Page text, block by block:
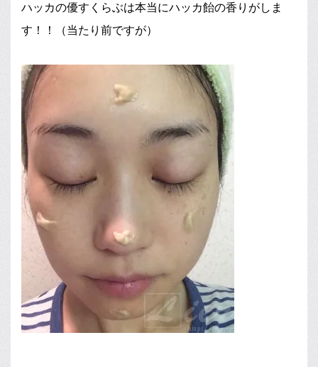
ハッカの優すくらぶは本当にハッカ飴の香りがしま
す！！（当たり前ですが）